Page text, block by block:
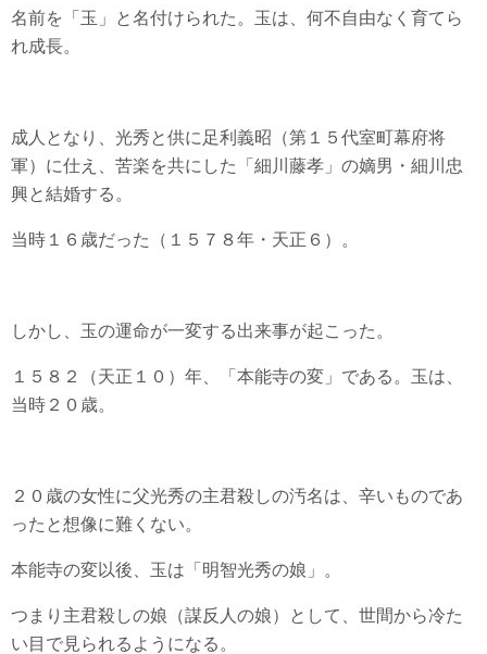
名前を「玉」と名付けられた。玉は、何不自由なく育てら
れ成長。
成人となり、光秀と供に足利義昭（第１５代室町幕府将
軍）に仕え、苦楽を共にした「細川藤孝」の嫡男・細川忠
興と結婚する。
当時１６歳だった（１５７８年・天正６）。
しかし、玉の運命が一変する出来事が起こった。
１５８２（天正１０）年、「本能寺の変」である。玉は、
当時２０歳。
２０歳の女性に父光秀の主君殺しの汚名は、辛いものであ
ったと想像に難くない。
本能寺の変以後、玉は「明智光秀の娘」。
つまり主君殺しの娘（謀反人の娘）として、世間から冷た
い目で見られるようになる。